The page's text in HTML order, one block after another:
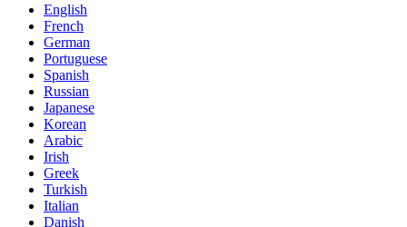
English
French
German
Portuguese
Spanish
Russian
Japanese
Korean
Arabic
Irish
Greek
Turkish
Italian
Danish